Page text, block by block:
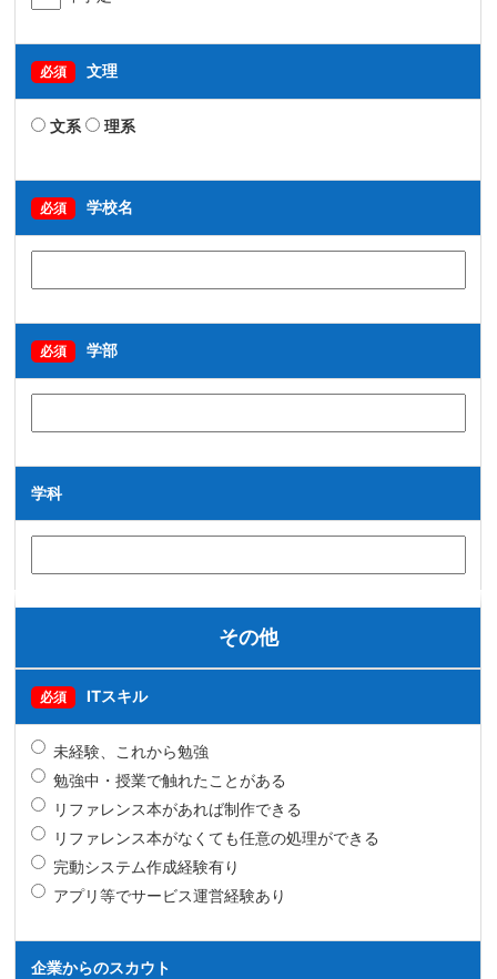
必須 文理
文系 理系
必須 学校名
必須 学部
学科
その他
必須 ITスキル
未経験、これから勉強
勉強中・授業で触れたことがある
リファレンス本があれば制作できる
リファレンス本がなくても任意の処理ができる
完動システム作成経験有り
アプリ等でサービス運営経験あり
企業からのスカウト